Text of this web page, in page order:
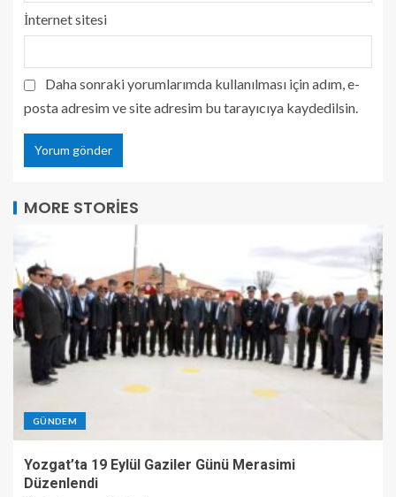
İnternet sitesi
Daha sonraki yorumlarımda kullanılması için adım, e-
posta adresim ve site adresim bu tarayıcıya kaydedilsin.
MORE STORIES
GÜNDEM
Yozgat’ta 19 Eylül Gaziler Günü Merasimi
Düzenlendi